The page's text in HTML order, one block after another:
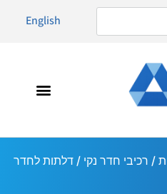
English
/ רכיבי חדר נקי / דלתות לחדר